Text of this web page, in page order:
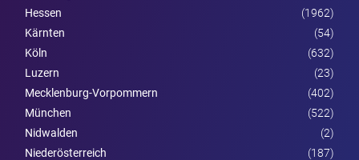
Hessen
(1962)
Kärnten
(54)
Köln
(632)
Luzern
(23)
Mecklenburg-Vorpommern
(402)
München
(522)
Nidwalden
(2)
Nieder­österreich
(187)